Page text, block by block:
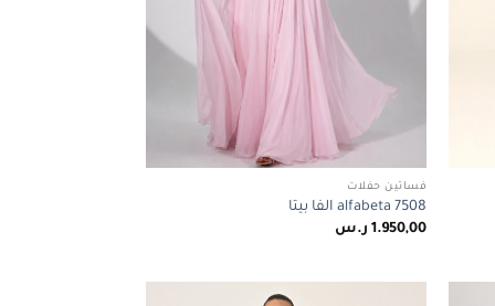
فساتين حفلات
alfabeta 7508 الفا بيتا
1.950,00 ر.س